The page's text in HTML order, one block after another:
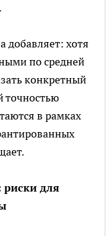
хотя
по средней
конкретный
точностью
в рамках
риски для